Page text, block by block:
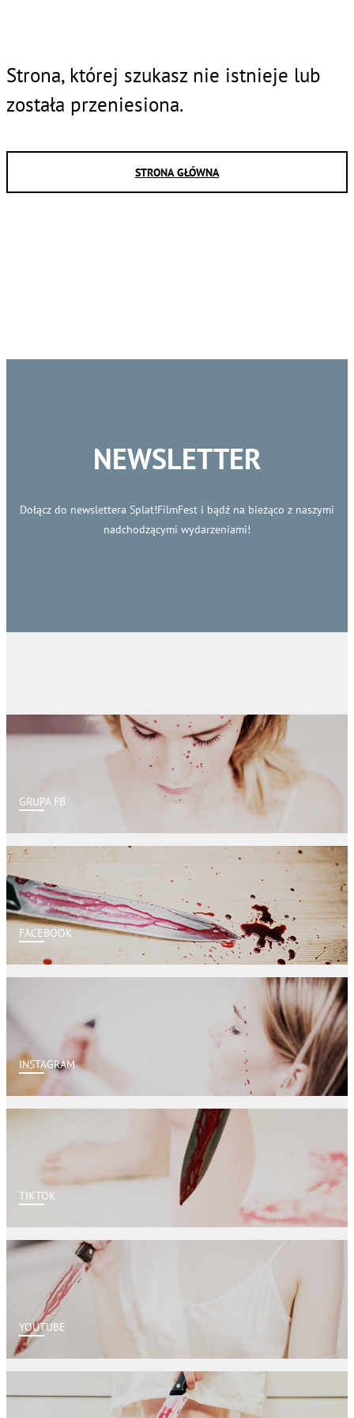
Strona, której szukasz nie istnieje lub
została przeniesiona.
STRONA GŁÓWNA
NEWSLETTER
Dołącz do newslettera Splat!FilmFest i bądź na bieżąco z naszymi
nadchodzącymi wydarzeniami!
GRUPA FB
FACEBOOK
INSTAGRAM
TIKTOK
YOUTUBE